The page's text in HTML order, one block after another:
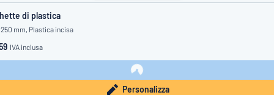
di plastica
mm, Plastica incisa
IVA inclusa
Personalizza